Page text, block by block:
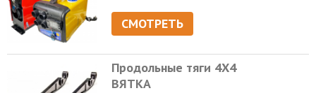
СМОТРЕТЬ
Продольные тяги 4Х4
ВЯТКА